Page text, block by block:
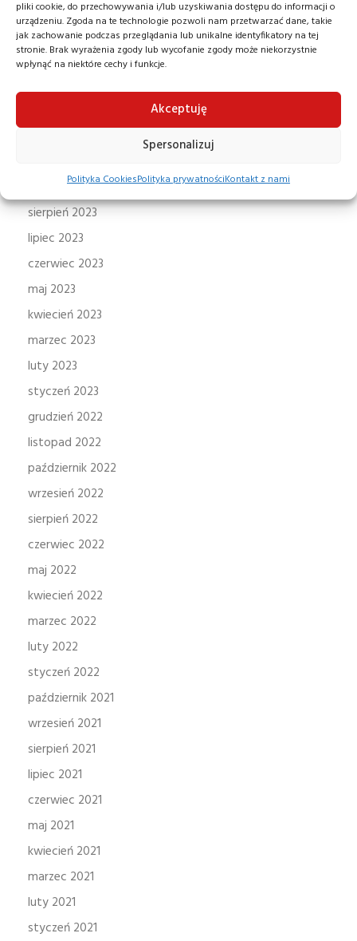
pliki cookie, do przechowywania i/lub uzyskiwania dostępu do informacji o
urządzeniu. Zgoda na te technologie pozwoli nam przetwarzać dane, takie
jak zachowanie podczas przeglądania lub unikalne identyfikatory na tej
stronie. Brak wyrażenia zgody lub wycofanie zgody może niekorzystnie
wpłynąć na niektóre cechy i funkcje.
Akceptuję
Spersonalizuj
Polityka CookiesPolityka prywatnościKontakt z nami
kwiecień 2024
marzec 2024
luty 2024
wrzesień 2023
sierpień 2023
lipiec 2023
czerwiec 2023
maj 2023
kwiecień 2023
marzec 2023
luty 2023
styczeń 2023
grudzień 2022
listopad 2022
październik 2022
wrzesień 2022
sierpień 2022
czerwiec 2022
maj 2022
kwiecień 2022
marzec 2022
luty 2022
styczeń 2022
październik 2021
wrzesień 2021
sierpień 2021
lipiec 2021
czerwiec 2021
maj 2021
kwiecień 2021
marzec 2021
luty 2021
styczeń 2021